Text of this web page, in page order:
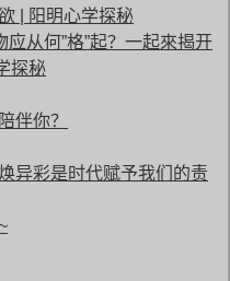
| 阳明心学探秘
应从何”格”起？一起來揭开
探秘
伴你？
异彩是时代赋予我们的责